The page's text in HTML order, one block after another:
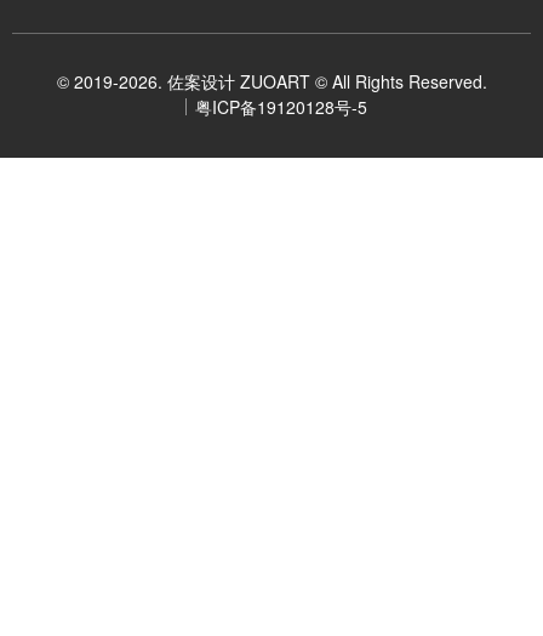
© 2019-2026. 佐案设计 ZUOART © All Rights Reserved.
粤ICP备19120128号-5